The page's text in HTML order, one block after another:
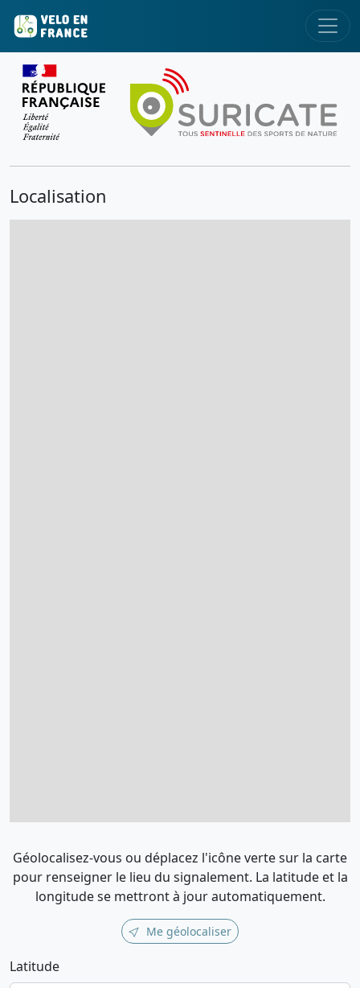
Localisation
Géolocalisez-vous ou déplacez l'icône verte sur la carte
pour renseigner le lieu du signalement. La latitude et la
longitude se mettront à jour automatiquement.
Me géolocaliser
Latitude